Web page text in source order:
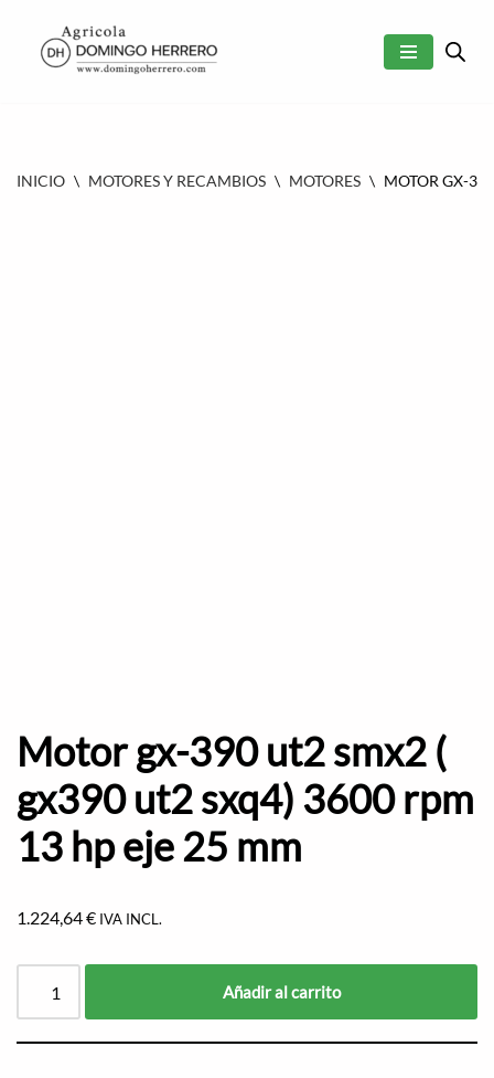
SALTAR
INICIO \ MOTORES Y RECAMBIOS \ MOTORES \ MOTOR GX-
Motor gx-390 ut2 smx2 (
gx390 ut2 sxq4) 3600 rpm
13 hp eje 25 mm
1.224,64€ IVA INCL.
Añadir al carrito